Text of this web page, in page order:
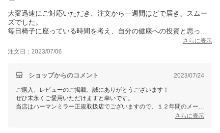
大変迅速にご対応いただき、注文から一週間ほどで届き、スムー
ズでした。
毎日椅子に座っている時間を考え、自分の健康への投資と思って
必ず試座をしてから購入されることをおすすめします!
さらに表示
注文日：2023/07/06
ショップからのコメント 2023/07/24
ご購入、レビューのご掲載、誠にありがとうございます！
ぜひ末永くご愛用いただけますと幸いです。
当店はハーマンミラー正規取扱店でございますので、１２年間のメーカ
さらに表示